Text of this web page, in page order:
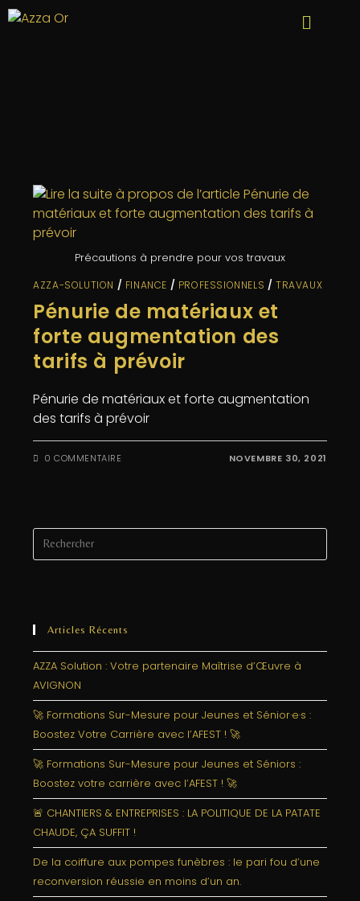
Précautions à prendre pour vos travaux
AZZA-SOLUTION / FINANCE / PROFESSIONNELS /TRAVAUX
Pénurie de matériaux et
forte augmentation des
tarifs à prévoir
Pénurie de matériaux et forte augmentation
des tarifs à prévoir
0 COMMENTAIRE NOVEMBRE 30, 2021
Articles Récents
AZZA Solution : Votre partenaire Maîtrise d’Œuvre à
AVIGNON
🚀 Formations Sur-Mesure pour Jeunes et Sénior·e·s :
Boostez Votre Carrière avec l’AFEST ! 🚀
🚀 Formations Sur-Mesure pour Jeunes et Séniors :
Boostez votre carrière avec l’AFEST ! 🚀
🚨 CHANTIERS & ENTREPRISES : LA POLITIQUE DE LA PATATE
CHAUDE, ÇA SUFFIT !
De la coiffure aux pompes funèbres : le pari fou d’une
reconversion réussie en moins d’un an.